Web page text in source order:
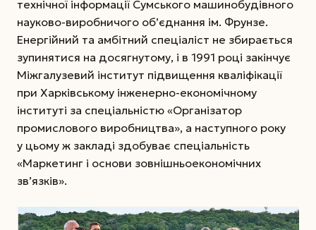
технічної інформації Сумського машинобудівного
науково-виробничого об’єднання ім. Фрунзе.
Енергійний та амбітний спеціаліст не збирається
зупинятися на досягнутому, і в 1991 році закінчує
Міжгалузевий інститут підвищення кваліфікації
при Харківському інженерно-економічному
інституті за спеціальністю «Органі­за­тор
промислового виробництва», а наступного року
у цьому ж закладі здобуває спеціальність
«Маркетинг і осно­ви зовнішньоекономічних
зв’язків».